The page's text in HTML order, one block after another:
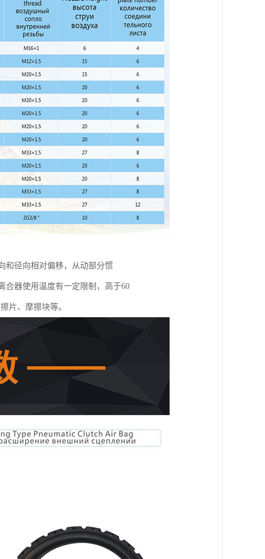
和径向相对偏移，从动部分惯
合器使用温度有一定限制，高于60
片、摩擦块等。